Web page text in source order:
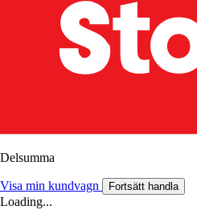
Delsumma
Visa min kundvagn Fortsätt handla
Loading...